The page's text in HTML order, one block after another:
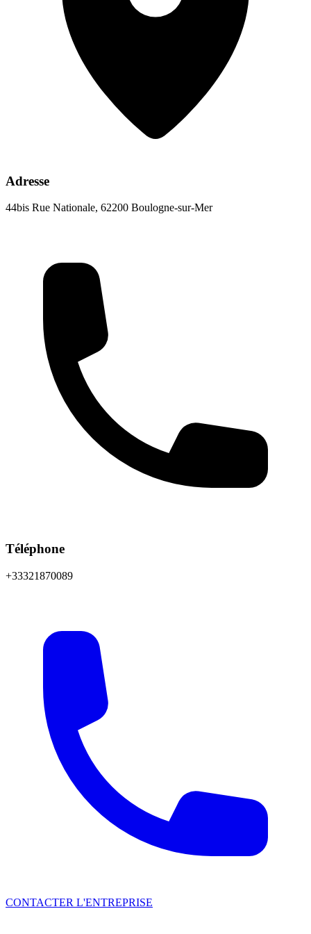
Adresse
44bis Rue Nationale, 62200 Boulogne-sur-Mer
Téléphone
+33321870089
CONTACTER L'ENTREPRISE